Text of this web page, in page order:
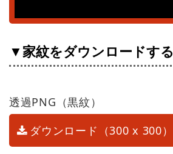
▼家紋をダウンロードする
透過PNG（黒紋）
ダウンロード（300 x 300）